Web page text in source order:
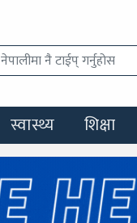
स्वास्थ्य शिक्षा